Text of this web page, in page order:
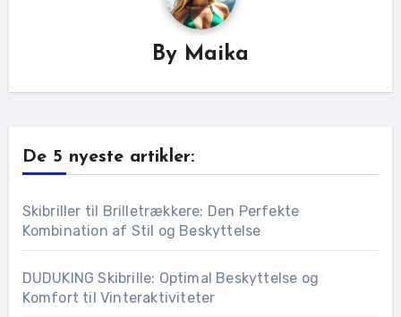
By Maika
De 5 nyeste artikler:
Skibriller til Brilletrækkere: Den Perfekte
Kombination af Stil og Beskyttelse
DUDUKING Skibrille: Optimal Beskyttelse og
Komfort til Vinteraktiviteter